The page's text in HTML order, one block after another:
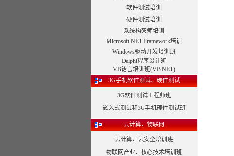
软件测试培训
硬件测试培训
系统构架师培训
Microsoft.NET Framework培训
Windows驱动开发培训班
Delphi程序设计班
VB语言培训班(VB.NET)
3G手机软件测试、硬件测试
3G软件测试工程师班
嵌入式测试和3G手机硬件测试班
云计算、物联网
云计算、云安全培训班
物联网产业、核心技术培训班